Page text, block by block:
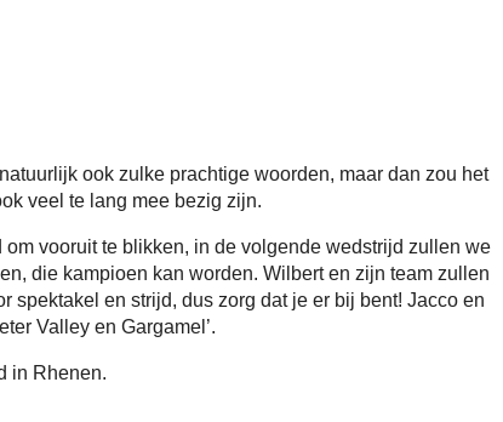
ook zulke prachtige woorden, maar dan zou het
veel te lang mee bezig zijn.
vooruit te blikken, in de volgende wedstrijd zullen we
die kampioen kan worden. Wilbert en zijn team zullen
spektakel en strijd, dus zorg dat je er bij bent! Jacco en
Valley en Gargamel’.
in Rhenen.